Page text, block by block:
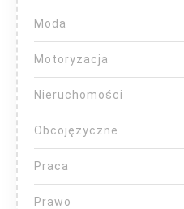
Moda
Motoryzacja
Nieruchomości
Obcojęzyczne
Praca
Prawo